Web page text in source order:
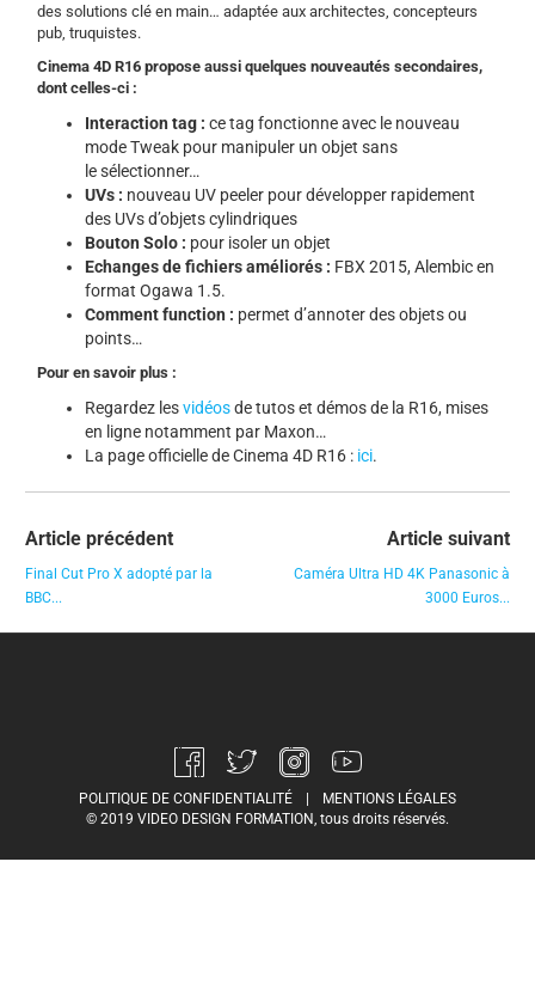
des solutions clé en main… adaptée aux architectes, concepteurs
pub, truquistes.
Cinema 4D R16 propose aussi quelques nouveautés secondaires,
dont celles-ci :
Interaction tag : ce tag fonctionne avec le nouveau
mode Tweak pour manipuler un objet sans
le sélectionner…
UVs : nouveau UV peeler pour développer rapidement
des UVs d’objets cylindriques
Bouton Solo : pour isoler un objet
Echanges de fichiers améliorés : FBX 2015, Alembic en
format Ogawa 1.5.
Comment function : permet d’annoter des objets ou
points…
Pour en savoir plus :
Regardez lesvidéosde tutos et démos de la R16, mises
en ligne notamment par Maxon…
La page officielle de Cinema 4D R16 : ici.
Article précédent
Final Cut Pro X adopté par la
BBC...
Article suivant
Caméra Ultra HD 4K Panasonic à
3000 Euros...
POLITIQUE DE CONFIDENTIALITÉ |
MENTIONS LÉGALES
© 2019 VIDEO DESIGN FORMATION, tous droits réservés.